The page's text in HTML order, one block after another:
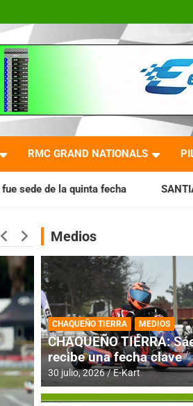
RMC GRAND NATIONALS
SANTIAGUEÑO: Se cumplió con
Medios
CHAQUEÑO TIERRA MEDIOS
CHAQUEÑO TIERRA:
recibe una fecha clave
30 julio, 2026 E-Kart